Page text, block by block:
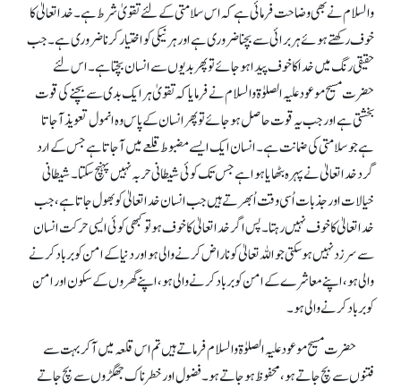
والسلام نے بھی وضاحت فرمائی ہے کہ اس سلامتی کے لئے تقویٰ شرط ہے۔ خدا تعالیٰ کا
خوف رکھتے ہوئے ہر برائی سے بچنا ضروری ہے اور ہر نیکی کو اختیار کرنا ضروری ہے۔ جب
حقیقی رنگ میں خدا کا خوف پیدا ہو جائے تو پھر بدیوں سے انسان بچتا ہے۔ اس لئے
حضرت مسیح موعود علیہ الصلوٰۃ والسلام نے فرمایا کہ تقویٰ ہر ایک بدی سے بچنے کی قوت
بخشتی ہے اور جب یہ قوت حاصل ہو جائے تو پھر انسان کے پاس وہ انمول تعویذ آ جاتا
ہے جو سلامتی کی ضمانت ہے۔ انسان ایک ایسے مضبوط قلعے میں آ جاتا ہے جس کے ارد
گرد خدا تعالیٰ نے پہرہ بٹھایا ہوا ہے جس تک کوئی شیطانی حربہ نہیں پہنچ سکتا۔ شیطانی
خیالات اور جذبات اُسی وقت اُبھرتے ہیں جب انسان خدا تعالیٰ کو بھول جاتا ہے، جب
خدا تعالیٰ کا خوف نہیں رہتا۔ پس اگر خدا تعالیٰ کا خوف ہو تو کبھی کوئی ایسی حرکت انسان
سے سرزد نہیں ہو سکتی جو اللہ تعالیٰ کو ناراض کرنے والی ہو اور دنیا کے امن کو برباد کرنے
والی ہو، اپنے معاشرے کے امن کو برباد کرنے والی ہو، اپنے گھروں کے سکون اور امن
کو برباد کرنے والی ہو۔
حضرت مسیح موعود علیہ الصلوٰۃ والسلام فرماتے ہیں تم اس قلعہ میں آ کر بہت سے
فتنوں سے بچ جاتے ہو، محفوظ ہو جاتے ہو۔ فضول اور خطرناک جھگڑوں سے بچ جاتے